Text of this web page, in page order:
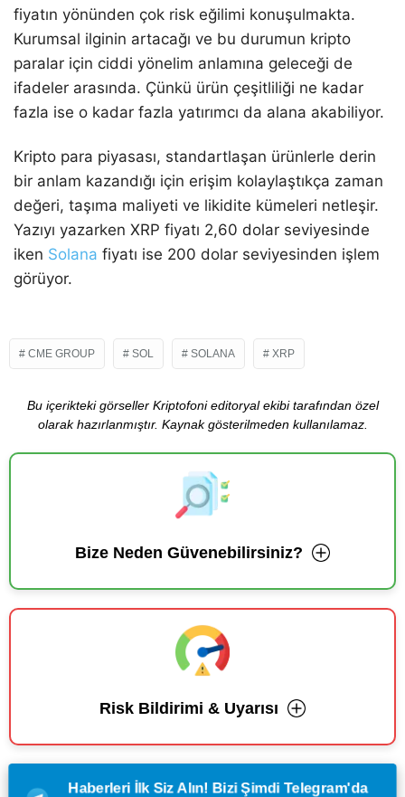
fiyatın yönünden çok risk eğilimi konuşulmakta.
Kurumsal ilginin artacağı ve bu durumun kripto
paralar için ciddi yönelim anlamına geleceği de
ifadeler arasında. Çünkü ürün çeşitliliği ne kadar
fazla ise o kadar fazla yatırımcı da alana akabiliyor.
Kripto para piyasası, standartlaşan ürünlerle derin
bir anlam kazandığı için erişim kolaylaştıkça zaman
değeri, taşıma maliyeti ve likidite kümeleri netleşir.
Yazıyı yazarken XRP fiyatı 2,60 dolar seviyesinde
iken Solana fiyatı ise 200 dolar seviyesinden işlem
görüyor.
CME GROUP SOL SOLANA XRP
Bu içerikteki görseller Kriptofoni editoryal ekibi tarafından özel
olarak hazırlanmıştır. Kaynak gösterilmeden kullanılamaz.
Bize Neden Güvenebilirsiniz?
Risk Bildirimi & Uyarısı
Haberleri İlk Siz Alın! Bizi Şimdi Telegram'da